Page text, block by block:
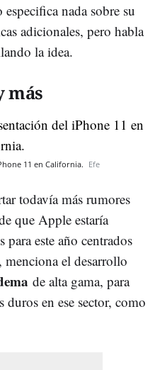
nada sobre su
adicionales, pero habla
la idea.
más
11 en California. Efe
todavía más rumores
que Apple estaría
este año centrados
el desarrollo
de alta gama, para
en ese sector, como